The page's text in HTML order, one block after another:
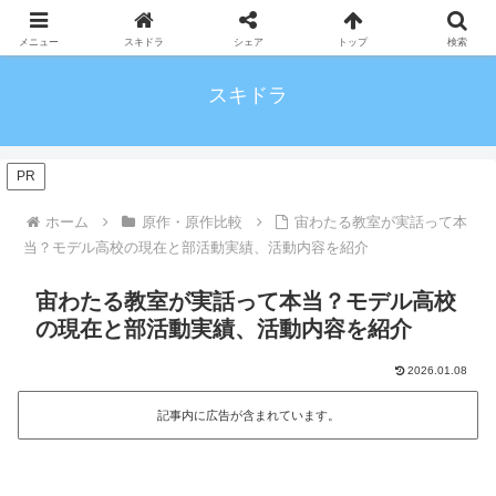
スキドラ
PR
ホーム 原作・原作比較
宙わたる教室が実話って本
当？モデル高校の現在と部活動実績、活動内容を紹介
宙わたる教室が実話って本当？モデル高校
の現在と部活動実績、活動内容を紹介
2026.01.08
記事内に広告が含まれています。
メニュー スキドラ シェア トップ 検索